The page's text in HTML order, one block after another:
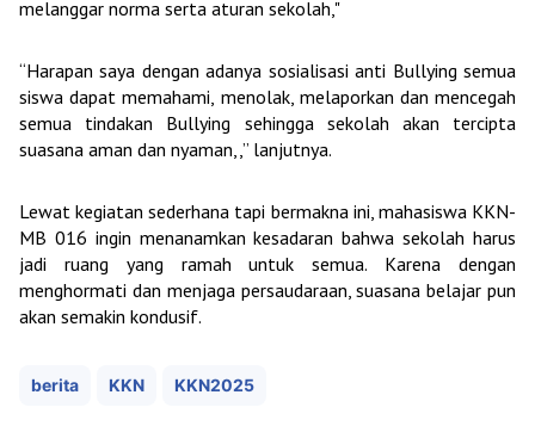
melanggar norma serta aturan sekolah,"
“Harapan saya dengan adanya sosialisasi anti Bullying semua
siswa dapat memahami, menolak, melaporkan dan mencegah
semua tindakan Bullying sehingga sekolah akan tercipta
suasana aman dan nyaman,,” lanjutnya.
Lewat kegiatan sederhana tapi bermakna ini, mahasiswa KKN-
MB 016 ingin menanamkan kesadaran bahwa sekolah harus
jadi ruang yang ramah untuk semua. Karena dengan
menghormati dan menjaga persaudaraan, suasana belajar pun
akan semakin kondusif.
berita KKN KKN2025